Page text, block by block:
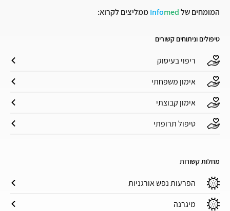
המומחים של Infomed ממליצים לקרוא:
טיפולים וניתוחים קשורים
ריפוי בעיסוק
אימון משפחתי
אימון קבוצתי
טיפול תרופתי
מחלות קשורות
הפרעות נפש אורגניות
מיגרנה